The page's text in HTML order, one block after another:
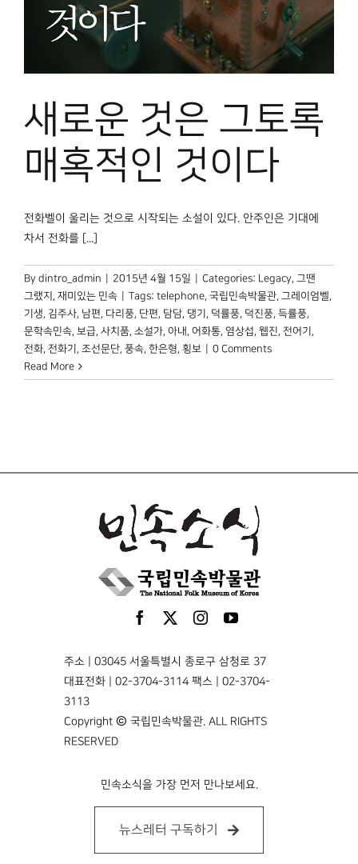
새로운 것은 그토록
매혹적인 것이다
전화벨이 울리는 것으로 시작되는 소설이 있다. 안주인은 기대에
차서 전화를 [...]
By dintro_admin 2015년 4월 15일 Categories: Legacy, 그땐
그랬지 , 재미있는 민속 Tags: telephone, 국립민속박물관, 그레이엄벨,
기생, 김주사, 남편, 다리풍, 단편, 담담, 댕기 , 덕률풍, 덕진풍, 득률풍,
문학속민속, 보급, 사치품, 소설가, 아내 , 어화통, 염상섭, 웹진, 전어기 ,
전화, 전화기 , 조선문단, 풍속, 한은형, 횡보
0 Comments
Read More
주소 | 03045 서울특별시 종로구 삼청로 37
대표전화 | 02-3704-3114 팩스 | 02-3704-
3113
Copyright © 국립민속박물관. ALL RIGHTS
RESERVED
민속소식을 가장 먼저 만나보세요.
뉴스레터 구독하기